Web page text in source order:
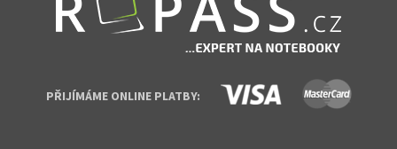
PŘIJÍMÁME ONLINE PLATBY: